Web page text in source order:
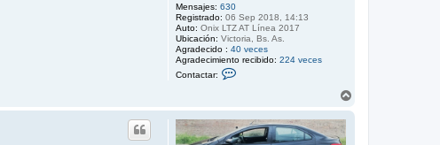
Mensajes: 630
Registrado: 06 Sep 2018, 14:13
Auto: Onix LTZ AT Línea 2017
Ubicación: Victoria, Bs. As.
Agradecido : 40 veces
Agradecimiento recibido: 224 veces
Contactar:
a
c
t